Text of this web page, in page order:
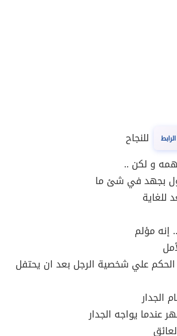
للنجاح
و لكن ..
بجهد في شئ ما
للغاية
مؤلم
الحكم علي شخصية الرجل بعد ان يحتفل
الجدار
عندما يواجه الجدار